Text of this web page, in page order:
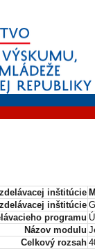
inštitúcie
inštitúcie
programu
Názov modulu
Celkový rozsah